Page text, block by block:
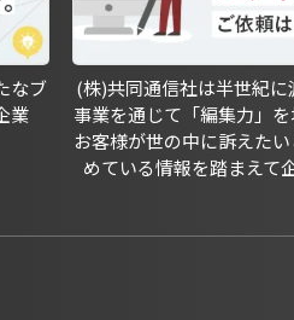
なブ
業
(株)共同通信社は半世紀
事業を通じて「編集力」を
お客様が世の中に訴えた
めている情報を踏まえて